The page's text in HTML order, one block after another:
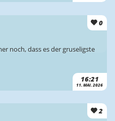
0
16:21
11. MAI. 2026
noch, dass es der gruseligste
2